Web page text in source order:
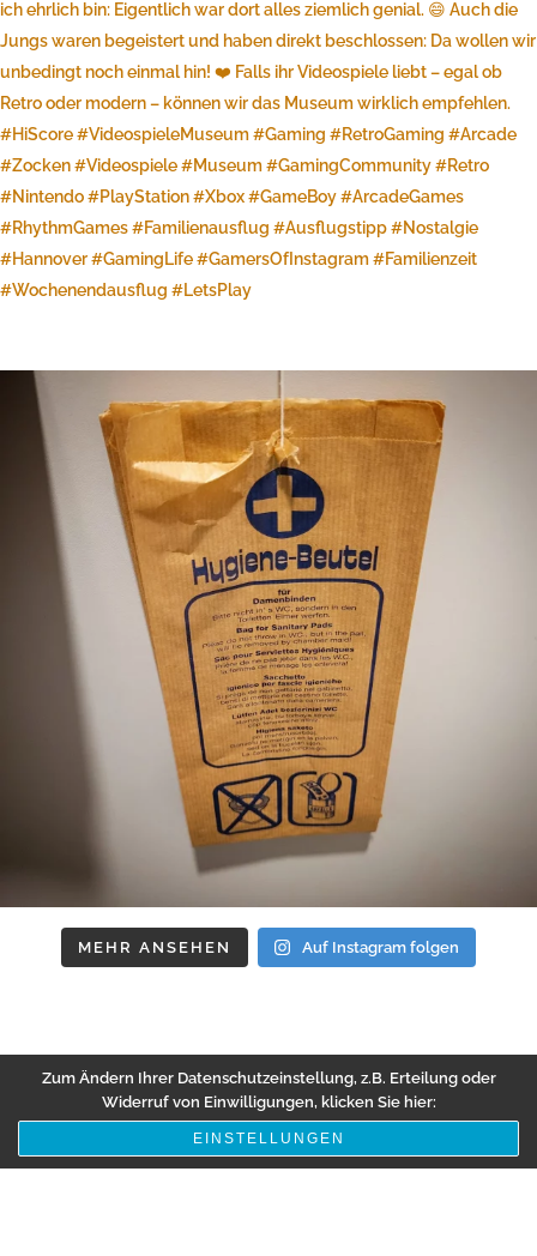
MEHR ANSEHEN Auf Instagram folgen
Zum Ändern Ihrer Datenschutzeinstellung, z.B. Erteilung oder
Widerruf von Einwilligungen, klicken Sie hier:
EINSTELLUNGEN